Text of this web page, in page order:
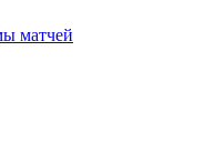
матчей